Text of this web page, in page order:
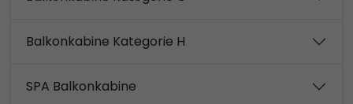
Balkonkabine Kategorie H
SPA Balkonkabine